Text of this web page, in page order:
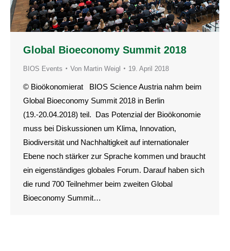
Global Bioeconomy Summit 2018
BIOS Events Von Martin Weigl 19. April 2018
© Bioökonomierat BIOS Science Austria nahm beim
Global Bioeconomy Summit 2018 in Berlin
(19.-20.04.2018) teil. Das Potenzial der Bioökonomie
muss bei Diskussionen um Klima, Innovation,
Biodiversität und Nachhaltigkeit auf internationaler
Ebene noch stärker zur Sprache kommen und braucht
ein eigenständiges globales Forum. Darauf haben sich
die rund 700 Teilnehmer beim zweiten Global
Bioeconomy Summit…